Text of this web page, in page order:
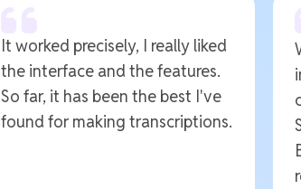
It worked precisely, I really liked
the interface and the features.
So far, it has been the best I've
found for making transcriptions.